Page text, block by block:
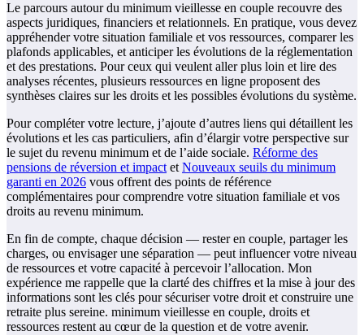
Le parcours autour du minimum vieillesse en couple recouvre des
aspects juridiques, financiers et relationnels. En pratique, vous devez
appréhender votre situation familiale et vos ressources, comparer les
plafonds applicables, et anticiper les évolutions de la réglementation
et des prestations. Pour ceux qui veulent aller plus loin et lire des
analyses récentes, plusieurs ressources en ligne proposent des
synthèses claires sur les droits et les possibles évolutions du système.
Pour compléter votre lecture, j’ajoute d’autres liens qui détaillent les
évolutions et les cas particuliers, afin d’élargir votre perspective sur
le sujet du revenu minimum et de l’aide sociale. Réforme des
pensions de réversion et impact et Nouveaux seuils du minimum
garanti en 2026 vous offrent des points de référence
complémentaires pour comprendre votre situation familiale et vos
droits au revenu minimum.
En fin de compte, chaque décision — rester en couple, partager les
charges, ou envisager une séparation — peut influencer votre niveau
de ressources et votre capacité à percevoir l’allocation. Mon
expérience me rappelle que la clarté des chiffres et la mise à jour des
informations sont les clés pour sécuriser votre droit et construire une
retraite plus sereine. minimum vieillesse en couple, droits et
ressources restent au cœur de la question et de votre avenir.